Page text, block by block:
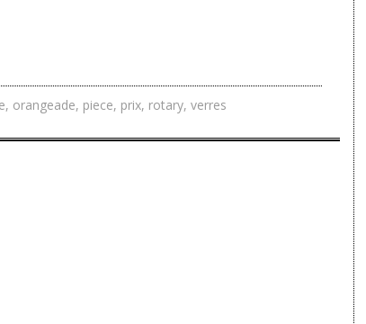
, orangeade, piece, prix, rotary, verres